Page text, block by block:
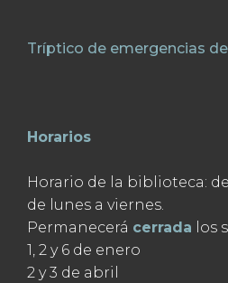
Tríptico de emergencias
Horarios
Horario de la biblioteca: de
de lunes a viernes.
Permanecerá cerrada los
1, 2 y 6 de enero
2 y 3 de abril